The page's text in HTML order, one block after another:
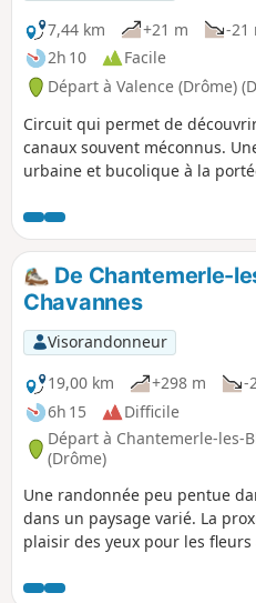
7,44 km
+21 m
-21
2h 10
Facile
Départ à Valence (Drôme)
Circuit qui permet de
canaux souvent méconnus.
urbaine et bucolique à la
De Chantemerle-
Chavannes
Visorandonneur
19,00 km
+298 m
-
6h 15
Difficile
Départ à Chantemerle-les-
(Drôme)
Une randonnée peu pentue
dans un paysage varié. La
plaisir des yeux pour les